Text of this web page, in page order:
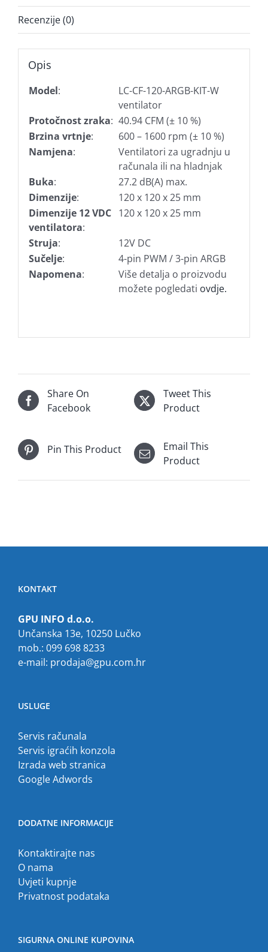
Recenzije (0)
Opis
Model:
LC-CF-120-ARGB-KIT-W
ventilator
Protočnost zraka: 40.94 CFM (± 10 %)
Brzina vrtnje:
600 – 1600 rpm (± 10 %)
Namjena:
Ventilatori za ugradnju u
računala ili na hladnjak
Buka:
27.2 dB(A) max.
Dimenzije:
120 x 120 x 25 mm
Dimenzije 12 VDC
ventilatora:
120 x 120 x 25 mm
Struja:
12V DC
Sučelje:
4-pin PWM / 3-pin ARGB
Napomena:
Više detalja o proizvodu
možete pogledati ovdje.
Share On
Facebook
Tweet This
Product
Pin This Product
Email This
Product
KONTAKT
GPU INFO d.o.o.
Unčanska 13e, 10250 Lučko
mob.: 099 698 8233
e-mail: prodaja@gpu.com.hr
USLUGE
Servis računala
Servis igraćih konzola
Izrada web stranica
Google Adwords
DODATNE INFORMACIJE
Kontaktirajte nas
O nama
Uvjeti kupnje
Privatnost podataka
SIGURNA ONLINE KUPOVINA